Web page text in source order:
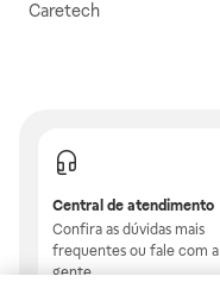
Caretech
Central de atendimento
Confira as dúvidas mais
frequentes ou fale com a
gente.